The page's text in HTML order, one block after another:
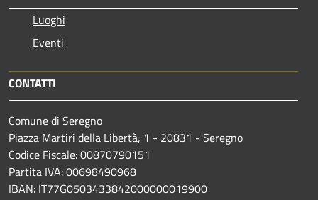
Luoghi
Eventi
CONTATTI
Comune di Seregno
Piazza Martiri della Libertà, 1 - 20831 - Seregno
Codice Fiscale: 00870790151
Partita IVA: 00698490968
IBAN: IT77G0503433842000000019900